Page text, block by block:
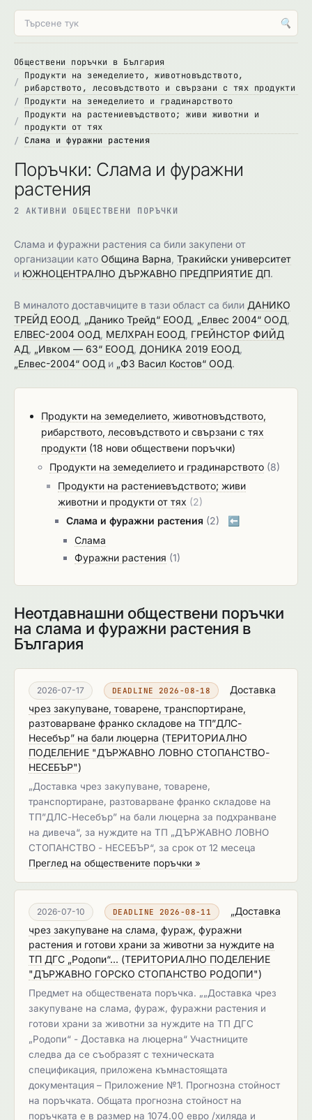
🔍
Обществени поръчки в България
Продукти на земеделието, животновъдството,
рибарството, лесовъдството и свързани с тях продукти
Продукти на земеделието и градинарството
Продукти на растениевъдството; живи животни и
продукти от тях
Слама и фуражни растения
Поръчки: Слама и фуражни
растения
2 АКТИВНИ ОБЩЕСТВЕНИ ПОРЪЧКИ
Слама и фуражни растения са били закупени от
организации като Община Варна Тракийски университет
и ЮЖНОЦЕНТРАЛНО ДЪРЖАВНО ПРЕДПРИЯТИЕ ДП.
В миналото доставчиците в тази област са били ДАНИКО
ТРЕЙД ЕООД „Данико Трейд“ ЕООД „Елвес 2004“ ООД
ЕЛВЕС-2004 ООД МЕЛХРАН ЕООД ГРЕЙНСТОР ФИЙД
АД „Ивком — 63“ ЕООД ДОНИКА 2019 ЕООД
„Елвес-2004“ ООД и „ФЗ Васил Костов“ ООД.
Продукти на земеделието, животновъдството,
рибарството, лесовъдството и свързани с тях
продукти (18 нови обществени поръчки)
Продукти на земеделието и градинарството (8)
Продукти на растениевъдството; живи
животни и продукти от тях (2)
Слама и фуражни растения (2) ⬅️
Слама
Фуражни растения (1)
Неотдавнашни обществени поръчки
на слама и фуражни растения в
България
2026-07-17 DEADLINE 2026-08-18
Доставка
чрез закупуване, товарене, транспортиране,
разтоварване франко складове на ТП”ДЛС-
Несебър” на бали люцерна (ТЕРИТОРИАЛНО
ПОДЕЛЕНИЕ "ДЪРЖАВНО ЛОВНО СТОПАНСТВО-
НЕСЕБЪР")
„Доставка чрез закупуване, товарене,
транспортиране, разтоварване франко складове на
ТП”ДЛС-Несебър” на бали люцерна за подхранване
на дивеча“, за нуждите на ТП „ДЪРЖАВНО ЛОВНО
СТОПАНСТВО - НЕСЕБЪР“, за срок от 12 месеца
Преглед на обществените поръчки »
2026-07-10 DEADLINE 2026-08-11
„Доставка
чрез закупуване на слама, фураж, фуражни
растения и готови храни за животни за нуждите на
ТП ДГС „Родопи“... (ТЕРИТОРИАЛНО ПОДЕЛЕНИЕ
"ДЪРЖАВНО ГОРСКО СТОПАНСТВО РОДОПИ")
Предмет на обществената поръчка. „„Доставка чрез
закупуване на слама, фураж, фуражни растения и
готови храни за животни за нуждите на ТП ДГС
„Родопи“ - Доставка на люцерна“ Участниците
следва да се съобразят с техническата
спецификация, приложена къмнастоящата
документация – Приложение №1. Прогнозна стойност
на поръчката. Общата прогнозна стойност на
поръчката е в размер на 1074.00 евро /хиляда и